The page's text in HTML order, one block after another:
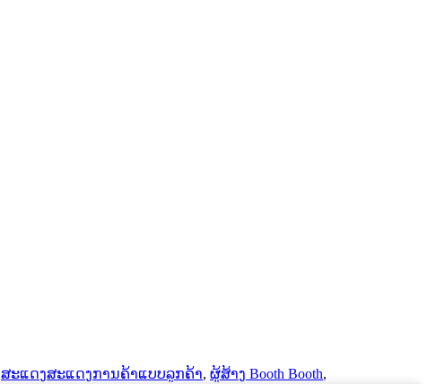
ສະແດງສະແດງການຄ້າແບບລູກຄ້າ, ຜູ້ສ້າງ Booth Booth,